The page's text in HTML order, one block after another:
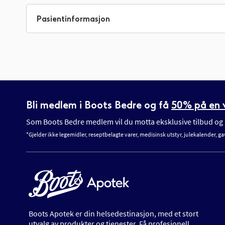
begynnelsen
Pasientinformasjon
Bli medlem i Boots Bedre og få 50% på en
Som Boots Bedre medlem vil du motta eksklusive tilbud
*Gjelder ikke legemidler, reseptbelagte varer, medisinsk utstyr, julekalender,
Boots Apotek er din helsedestinasjon, med et stort